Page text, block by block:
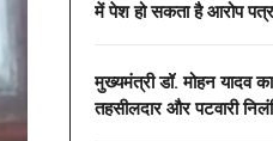
में पेश हो सकता है आरोप पत्र
मुख्यमंत्री डॉ. मोहन यादव
तहसीलदार और पटवारी